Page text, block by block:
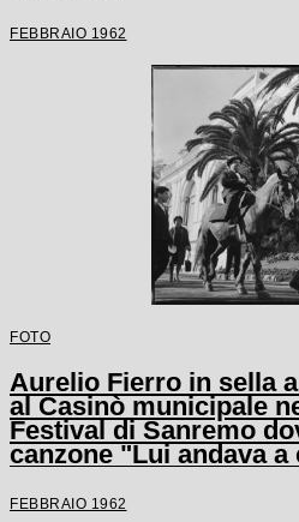
FEBBRAIO 1962
FOTO
Aurelio Fierro in sella
al Casinò municipale
Festival di Sanremo
canzone "Lui andava a
FEBBRAIO 1962